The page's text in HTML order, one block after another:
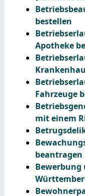
bestellen
Apotheke
Fahrzeuge
mit einem
beantragen
Bewerbung